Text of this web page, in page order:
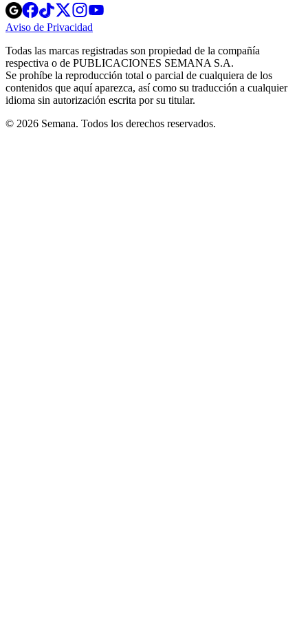
Opens
in
new
Opens
in
new
Opens
in
new
window
Opens
new
windowwindow
Aviso de Privacidad
new
window
Todas las marcas registradas son propiedad de la compañía
respectiva o de PUBLICACIONES SEMANA S.A.
Se prohíbe la reproducción total o parcial de cualquiera de los
contenidos que aquí aparezca, así como su traducción a cualquier
idioma sin autorización escrita por su titular.
© 2026 Semana. Todos los derechos reservados.